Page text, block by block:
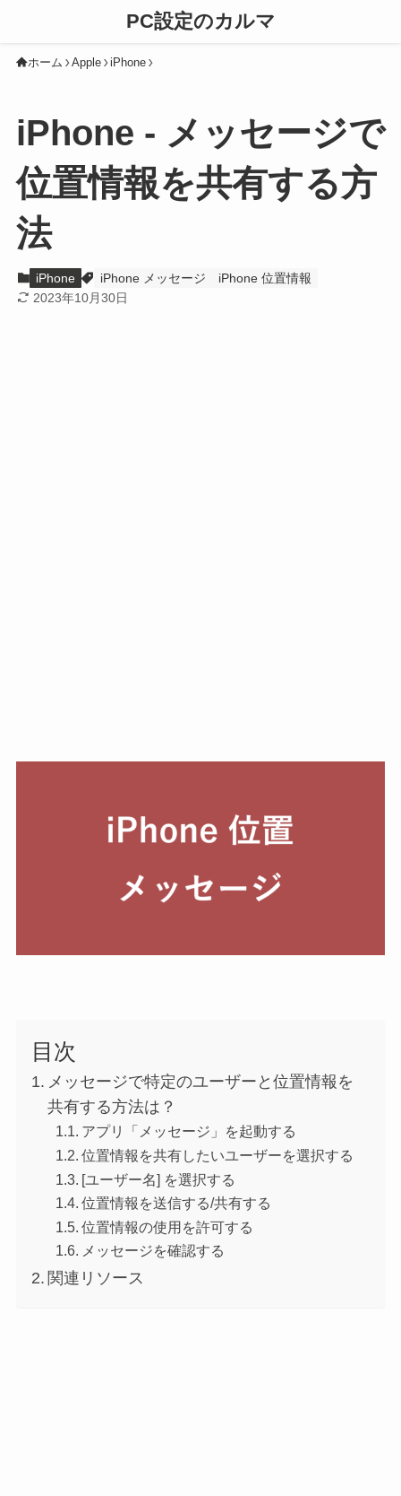
PC設定のカルマ
ホーム Apple iPhone
iPhone - メッセージで
位置情報を共有する方
法
iPhone iPhone メッセージ
iPhone 位置情報
2023年10月30日
目次
メッセージで特定のユーザーと位置情報を
共有する方法は？
アプリ「メッセージ」を起動する
位置情報を共有したいユーザーを選択する
[ユーザー名] を選択する
位置情報を送信する/共有する
位置情報の使用を許可する
メッセージを確認する
関連リソース